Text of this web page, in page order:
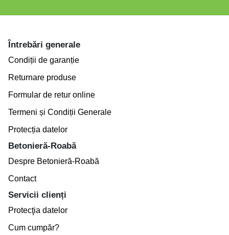
Întrebări generale
Condiții de garanție
Returnare produse
Formular de retur online
Termeni și Condiții Generale
Protecția datelor
Betonieră-Roabă
Despre Betonieră-Roabă
Contact
Servicii clienți
Protecţia datelor
Cum cumpăr?